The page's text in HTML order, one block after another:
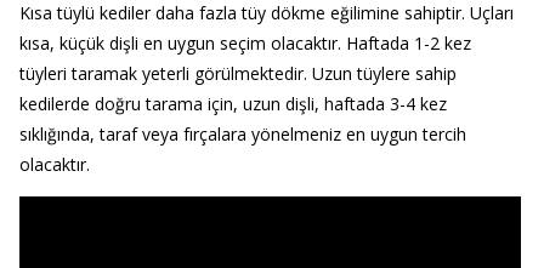
Kısa tüylü kediler daha fazla tüy dökme eğilimine sahiptir. Uçları
kısa, küçük dişli en uygun seçim olacaktır. Haftada 1-2 kez
tüyleri taramak yeterli görülmektedir. Uzun tüylere sahip
kedilerde doğru tarama için, uzun dişli, haftada 3-4 kez
sıklığında, taraf veya fırçalara yönelmeniz en uygun tercih
olacaktır.